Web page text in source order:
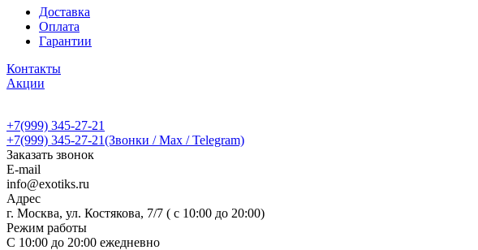
Доставка
Оплата
Гарантии
Контакты
Акции
+7(999) 345-27-21
+7(999) 345-27-21(Звонки / Max / Telegram)
Заказать звонок
E-mail
info@exotiks.ru
Адрес
г. Москва, ул. Костякова, 7/7 ( с 10:00 до 20:00)
Режим работы
С 10:00 до 20:00 ежедневно